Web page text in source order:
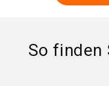
So finden